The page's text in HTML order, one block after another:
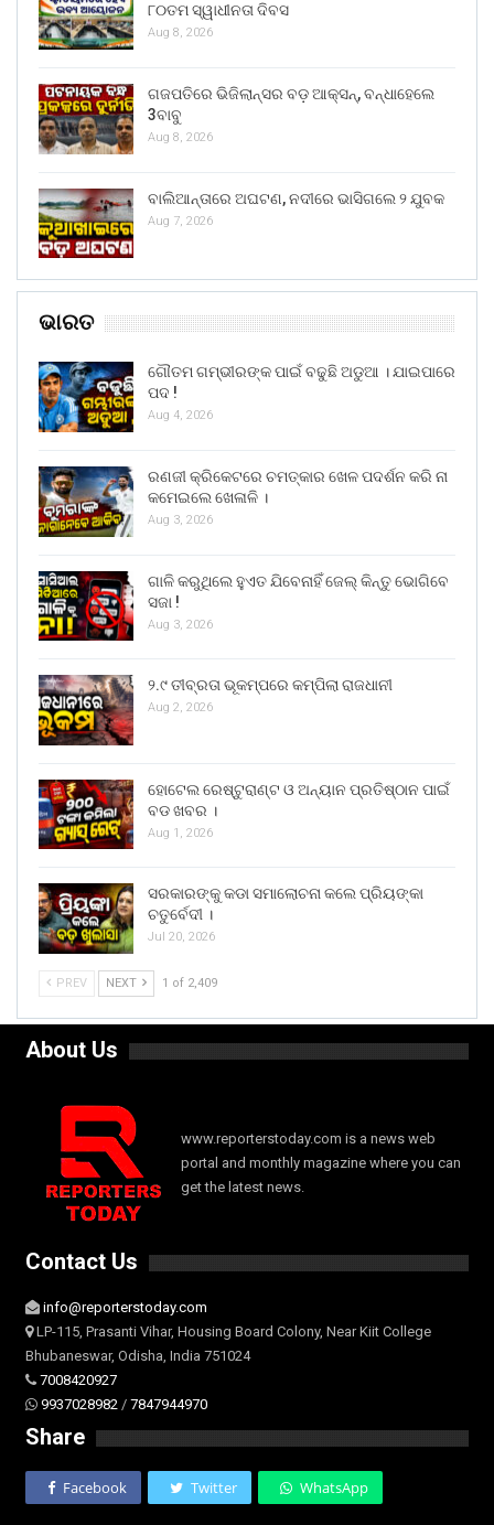
୮୦ତମ ସ୍ୱାଧୀନତା ଦିବସ
Aug 8, 2026
ଗଜପତିରେ ଭିଜିଲାନ୍ସର ବଡ଼ ଆକ୍ସନ୍, ବନ୍ଧାହେଲେ
3ବାବୁ
Aug 8, 2026
ବାଲିଆନ୍ତାରେ ଅଘଟଣ, ନଦୀରେ ଭାସିଗଲେ ୨ ଯୁବକ
Aug 7, 2026
ଭାରତ
ଗୌତମ ଗମ୍ଭୀରଙ୍କ ପାଇଁ ବଢୁଛି ଅଡୁଆ । ଯାଇପାରେ
ପଦ !
Aug 4, 2026
ରଣଜୀ କ୍ରିକେଟରେ ଚମତ୍କାର ଖେଳ ପଦର୍ଶନ କରି ନା
କମେଇଲେ ଖେଳାଳି ।
Aug 3, 2026
ଗାଳି କରୁଥିଲେ ହୁଏତ ଯିବେନାହିଁ ଜେଲ୍ କିନ୍ତୁ ଭୋଗିବେ
ସଜା !
Aug 3, 2026
୨.୯ ତୀବ୍ରତା ଭୂକମ୍ପରେ କମ୍ପିଲା ରାଜଧାନୀ
Aug 2, 2026
ହୋଟେଲ ରେଷ୍ଟୁରାଣ୍ଟ ଓ ଅନ୍ୟାନ ପ୍ରତିଷ୍ଠାନ ପାଇଁ
ବଡ ଖବର ।
Aug 1, 2026
ସରକାରଙ୍କୁ କଡା ସମାଲୋଚନା କଲେ ପ୍ରିୟଙ୍କା
ଚତୁର୍ବେଦୀ ।
Jul 20, 2026
PREV NEXT 1 of 2,409
About Us
www.reporterstoday.com is a news web
portal and monthly magazine where you can
get the latest news.
Contact Us
info@reporterstoday.com
LP-115, Prasanti Vihar, Housing Board Colony, Near Kiit College
Bhubaneswar, Odisha, India 751024
7008420927
9937028982 / 7847944970
Share
Facebook Twitter WhatsApp